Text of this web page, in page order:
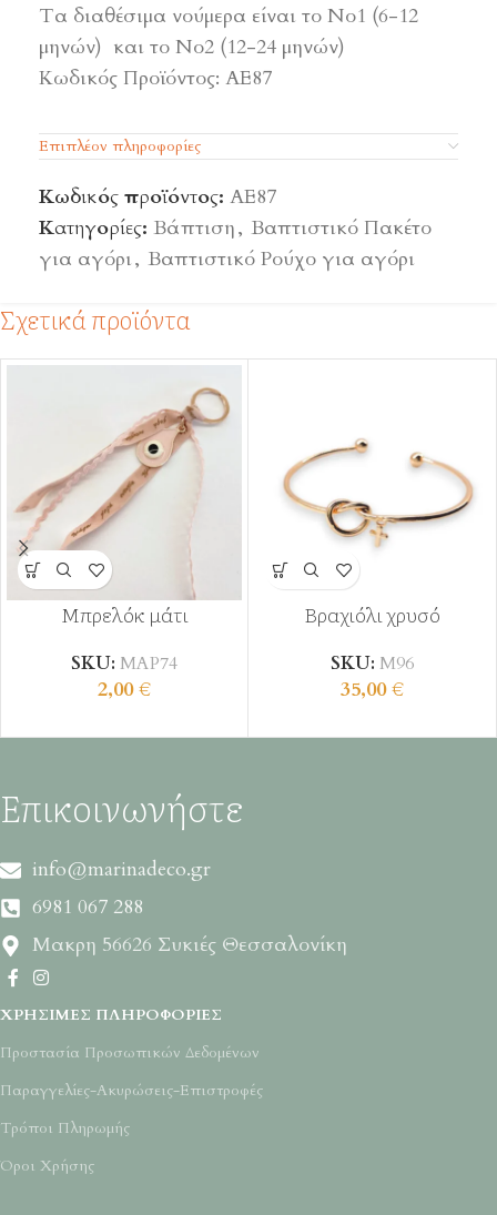
Τα διαθέσιμα νούμερα είναι το Νο1 (6-12
μηνών) και το Νο2 (12-24 μηνών)
Κωδικός Προϊόντος: ΑΕ87
Επιπλέον πληροφορίες
Κωδικός προϊόντος: ΑΕ87
Κατηγορίες: Βάπτιση, Βαπτιστικό Πακέτο
για αγόρι, Βαπτιστικό Ρούχο για αγόρι
Σχετικά προϊόντα
Μπρελόκ μάτι
SKU: ΜΑΡ74
2,00€
Βραχιόλι χρυσό
SKU: Μ96
35,00€
Επικοινωνήστε
info@marinadeco.gr
6981 067 288
Μακρη 56626 Συκιές Θεσσαλονίκη
ΧΡΉΣΙΜΕΣ ΠΛΗΡΟΦΟΡΊΕΣ
Προστασία Προσωπικών Δεδομένων
Παραγγελίες-Ακυρώσεις-Επιστροφές
Τρόποι Πληρωμής
Όροι Χρήσης